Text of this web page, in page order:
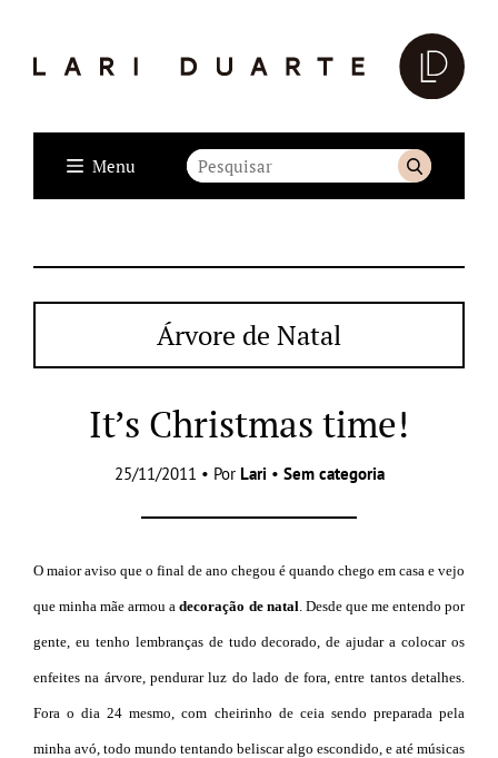
Menu
Árvore de Natal
It’s Christmas time!
25/11/2011 • Por Lari • Sem categoria
O maior aviso que o final de ano chegou é quando chego em casa e vejo
que minha mãe armou adecoração de natal . Desde que me entendo por
gente, eu tenho lembranças de tudo decorado, de ajudar a colocar os
enfeites na árvore, pendurar luz do lado de fora, entre tantos detalhes.
Fora o dia 24 mesmo, com cheirinho de ceia sendo preparada pela
minha avó, todo mundo tentando beliscar algo escondido, e até músicas